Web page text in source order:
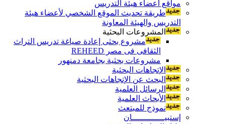
مواقع أعضاء هيئة التدريس
طريقة تحديث الموقع الشخصي لأعضاء هيئة
التدريس والهيئة المعاونة
المشروعات البحثية
مشروع بحثى إعادة صياغة تدريس التراث
الثقافى فى مصر REHEED
مشروعات بحثية بجامعة دمنهور
الإتجاهات البحثية
البحث عن الإتجاهات البحثية
الرسائل العلمية
الأبحاث العلمية
نموذج للمبتعث
إستبيـــــــــــــان